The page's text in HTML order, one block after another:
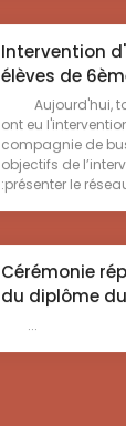
Intervention
élèves de
Aujourd'hui,
ont eu
compagnie de
objectifs de
:présenter le
Cérémonie
du diplôme du
...